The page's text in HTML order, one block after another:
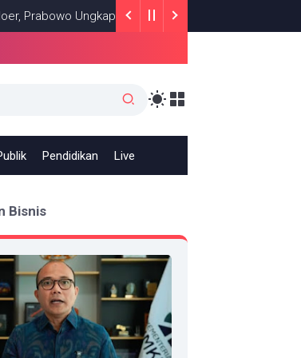
Ungkap Makna Kepemimpinan: Bekerja, Cintai
Pendidikan Live
Bisnis